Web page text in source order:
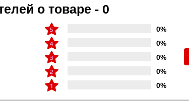
о товаре - 0
0%
0%
0%
0%
0%